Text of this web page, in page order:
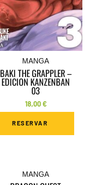
MANGA
BAKI THE GRAPPLER –
EDICION KANZENBAN
03
18,00€
RESERVAR
MANGA